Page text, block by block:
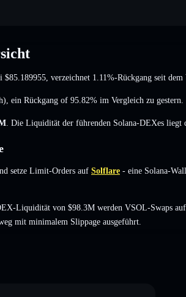
$85.189955 , verzeichnet 1.11%-Rückgang seit dem
ein Rückgang of 95.82% im Vergleich zu gestern.
. Die Liquidität der führenden Solana-DEXes liegt
setze Limit-Orders auf Solflare - eine Solana-
Liquidität von $98.3M werden VSOL-Swaps
mit minimalem Slippage ausgeführt.